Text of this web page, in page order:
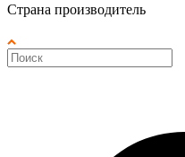
Страна производитель